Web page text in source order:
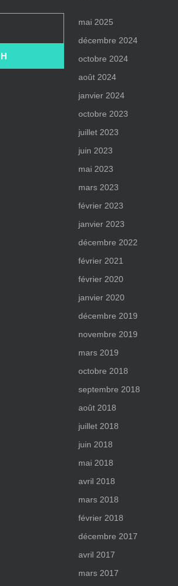
mai 2025
décembre 2024
octobre 2024
août 2024
janvier 2024
octobre 2023
juillet 2023
juin 2023
mai 2023
mars 2023
février 2023
janvier 2023
décembre 2022
février 2021
février 2020
janvier 2020
décembre 2019
novembre 2019
mars 2019
octobre 2018
septembre 2018
août 2018
juillet 2018
juin 2018
mai 2018
avril 2018
mars 2018
février 2018
décembre 2017
avril 2017
mars 2017